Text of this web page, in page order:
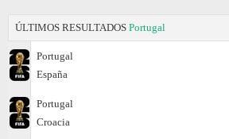
ÚLTIMOS RESULTADOS Portugal
Portugal
España
Portugal
Croacia